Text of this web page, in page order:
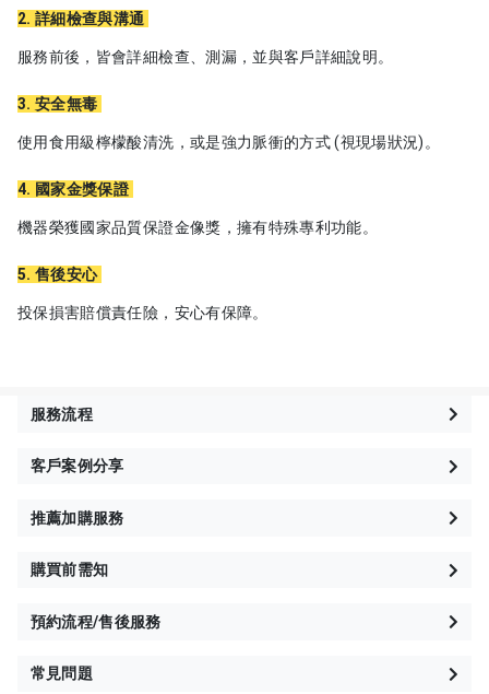
2. 詳細檢查與溝通
服務前後，皆會詳細檢查、測漏，並與客戶詳細說明。
3. 安全無毒
使用食用級檸檬酸清洗，或是強力脈衝的方式 (視現場狀況)。
4. 國家金獎保證
機器榮獲國家品質保證金像獎，擁有特殊專利功能。
5. 售後安心
投保損害賠償責任險，安心有保障。
服務流程
客戶案例分享
推薦加購服務
購買前需知
預約流程/售後服務
常見問題